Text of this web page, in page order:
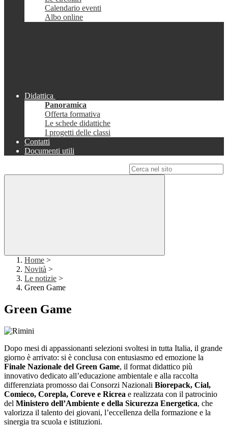
Calendario eventi
Albo online
Didattica
Panoramica
Offerta formativa
Le schede didattiche
I progetti delle classi
Contatti
Documenti utili
Home >
Novità >
Le notizie >
Green Game
Green Game
Dopo mesi di appassionanti selezioni svoltesi in tutta Italia, il grande
giorno è arrivato: si è conclusa con entusiasmo ed emozione la
Finale Nazionale del Green Game, il format didattico più
innovativo dedicato all’educazione ambientale e alla raccolta
differenziata promosso dai Consorzi Nazionali Biorepack, Cial,
Comieco, Corepla, Coreve e Ricrea e realizzata con il patrocinio
del Ministero dell’Ambiente e della Sicurezza Energetica, che
valorizza il talento dei giovani, l’eccellenza della formazione e la
sinergia tra scuola e istituzioni.